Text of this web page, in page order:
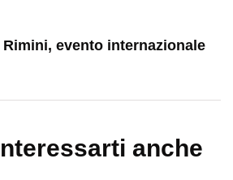
Rimini, evento internazionale
anche